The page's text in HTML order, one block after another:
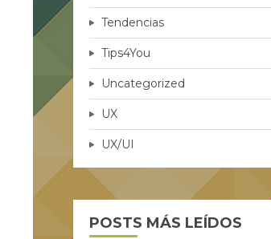
Tendencias
Tips4You
Uncategorized
UX
UX/UI
POSTS MÁS LEÍDOS